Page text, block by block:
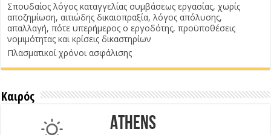
Σπουδαίος λόγος καταγγελίας συμβάσεως εργασίας, χωρίς
αποζημίωση, αιτιώδης δικαιοπραξία, λόγος απόλυσης,
απαλλαγή, πότε υπερήμερος ο εργοδότης, προϋποθέσεις
νομιμότητας και κρίσεις δικαστηρίων
Πλασματικοί χρόνοι ασφάλισης
Καιρός
Athens